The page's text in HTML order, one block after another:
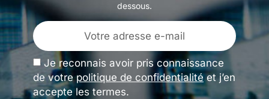
dessous.
Je reconnais avoir pris connaissance
de votrepolitique de confidentialitéet j’en
accepte les termes.